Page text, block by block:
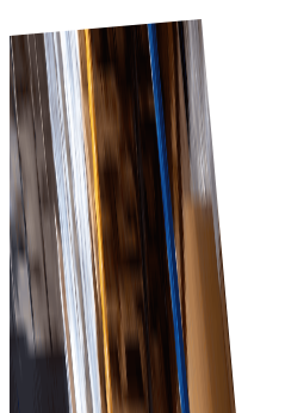
Покупатели получают
реальном времени, а
проверенный доступ к